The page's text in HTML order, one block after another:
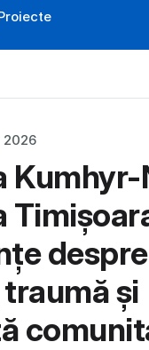
2026
Kumhyr-
despre
și